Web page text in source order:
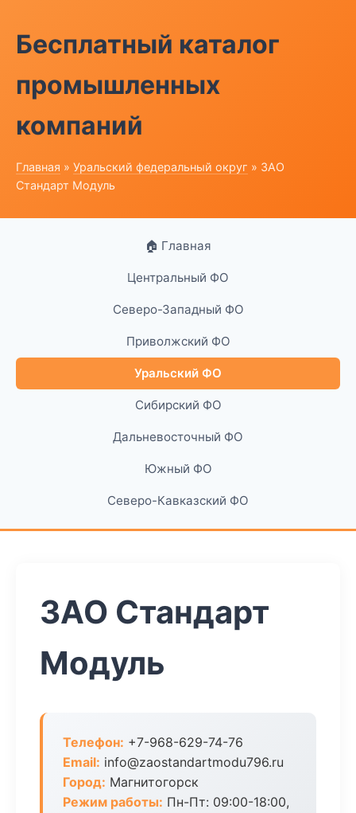
Бесплатный каталог
промышленных
компаний
Главная » Уральский федеральный округ » ЗАО
Стандарт Модуль
🏠 Главная
Центральный ФО
Северо-Западный ФО
Приволжский ФО
Уральский ФО
Сибирский ФО
Дальневосточный ФО
Южный ФО
Северо-Кавказский ФО
ЗАО Стандарт
Модуль
Телефон: +7-968-629-74-76
Email: info@zaostandartmodu796.ru
Город: Магнитогорск
Режим работы: Пн-Пт: 09:00-18:00,